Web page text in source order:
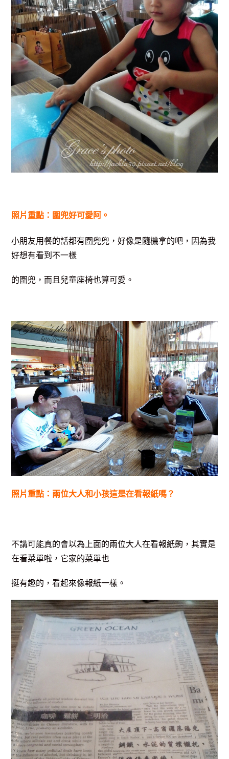
照片重點：圍兜好可愛阿。
小朋友用餐的話都有圍兜兜，好像是隨機拿的吧，因為我
好想有看到不一樣
的圍兜，而且兒童座椅也算可愛。
照片重點：兩位大人和小孩這是在看報紙嗎？
不講可能真的會以為上面的兩位大人在看報紙齁，其實是
在看菜單啦，它家的菜單也
挺有趣的，看起來像報紙一樣。